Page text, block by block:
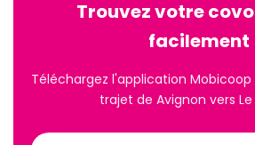
Trouvez votre
facilement
Téléchargez l'application
trajet de Avignon vers